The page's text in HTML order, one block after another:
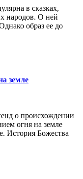
в сказках,
народов. О ней
образ ее до
земле
о происхождении
огня на земле
История Божества